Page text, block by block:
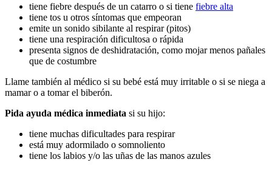
tiene fiebre después de un catarro o si tiene fiebre alta
tiene tos u otros síntomas que empeoran
emite un sonido sibilante al respirar (pitos)
tiene una respiración dificultosa o rápida
presenta signos de deshidratación, como mojar menos pañales
que de costumbre
Llame también al médico si su bebé está muy irritable o si se niega a
mamar o a tomar el biberón.
Pida ayuda médica inmediata si su hijo:
tiene muchas dificultades para respirar
está muy adormilado o somnoliento
tiene los labios y/o las uñas de las manos azules